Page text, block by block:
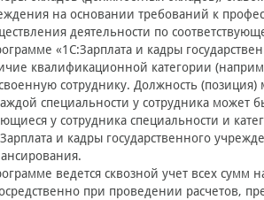
на основании требований к
деятельности по
«1С:Зарплата и кадры
квалификационной категории
сотруднику. Должность
специальности у сотрудника может
у сотрудника специальности и
и кадры государственного
ведется сквозной учет всех
при проведении расчетов,